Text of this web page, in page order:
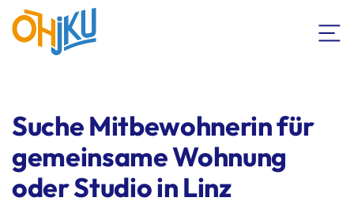
Suche Mitbewohnerin für
gemeinsame Wohnung
oder Studio in Linz